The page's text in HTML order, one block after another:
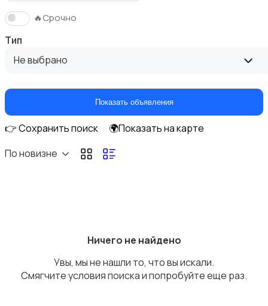
Акустика, колонки, сабвуферы
Домашние кинотеатры
Музыкальные центры и магнитолы
🔥Срочно
Тип
Не выбрано
Показать объявления
👉 Сохранить поиск
🌍Показать на карте
По новизне
Ничего не найдено
Увы, мы не нашли то, что вы искали.
Смягчите условия поиска и попробуйте еще раз.